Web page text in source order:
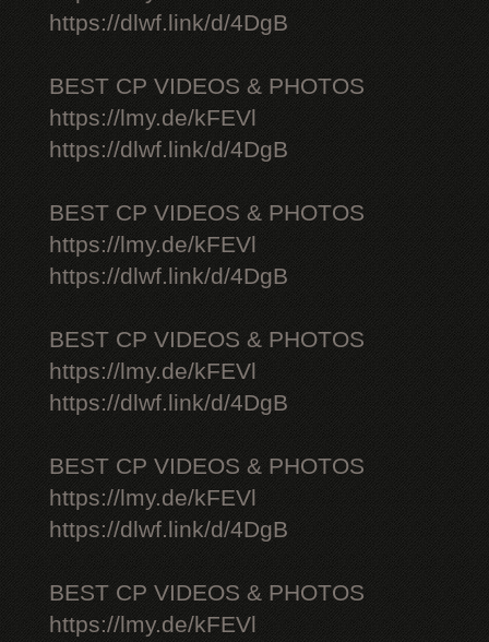
https://dlwf.link/d/4DgB
BEST CP VIDEOS & PHOTOS
https://lmy.de/kFEVl
https://dlwf.link/d/4DgB
BEST CP VIDEOS & PHOTOS
https://lmy.de/kFEVl
https://dlwf.link/d/4DgB
BEST CP VIDEOS & PHOTOS
https://lmy.de/kFEVl
https://dlwf.link/d/4DgB
BEST CP VIDEOS & PHOTOS
https://lmy.de/kFEVl
https://dlwf.link/d/4DgB
BEST CP VIDEOS & PHOTOS
https://lmy.de/kFEVl